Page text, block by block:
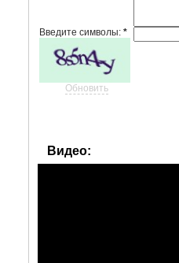
Введите символы:*
Обновить
Видео: